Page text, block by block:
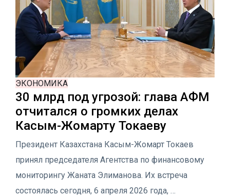
ЭКОНОМИКА
30 млрд под угрозой: глава АФМ
отчитался о громких делах
Касым-Жомарту Токаеву
Президент Казахстана Касым-Жомарт Токаев
принял председателя Агентства по финансовому
мониторингу Жаната Элиманова. Их встреча
состоялась сегодня, 6 апреля 2026 года, …